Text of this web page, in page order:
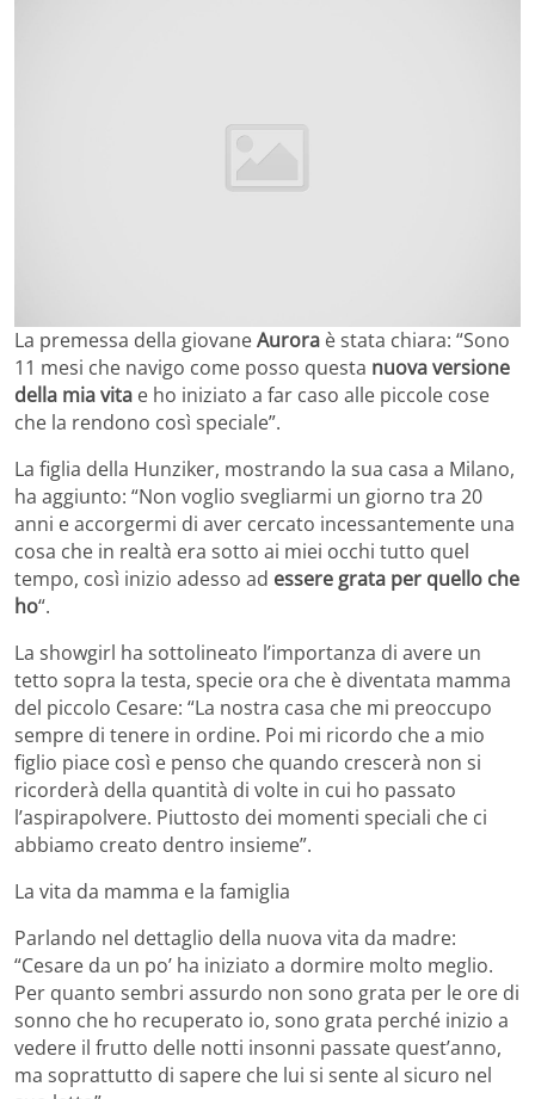
La premessa della giovaneAurora è stata chiara: “Sono
11 mesi che navigo come posso questa nuova versione
della mia vita e ho iniziato a far caso alle piccole cose
che la rendono così speciale”.
La figlia della Hunziker, mostrando la sua casa a Milano,
ha aggiunto: “Non voglio svegliarmi un giorno tra 20
anni e accorgermi di aver cercato incessantemente una
cosa che in realtà era sotto ai miei occhi tutto quel
tempo, così inizio adesso ad essere grata per quello che
ho“.
La showgirl ha sottolineato l’importanza di avere un
tetto sopra la testa, specie ora che è diventata mamma
del piccolo Cesare: “La nostra casa che mi preoccupo
sempre di tenere in ordine. Poi mi ricordo che a mio
figlio piace così e penso che quando crescerà non si
ricorderà della quantità di volte in cui ho passato
l’aspirapolvere. Piuttosto dei momenti speciali che ci
abbiamo creato dentro insieme”.
La vita da mamma e la famiglia
Parlando nel dettaglio della nuova vita da madre:
“Cesare da un po’ ha iniziato a dormire molto meglio.
Per quanto sembri assurdo non sono grata per le ore di
sonno che ho recuperato io, sono grata perché inizio a
vedere il frutto delle notti insonni passate quest’anno,
ma soprattutto di sapere che lui si sente al sicuro nel